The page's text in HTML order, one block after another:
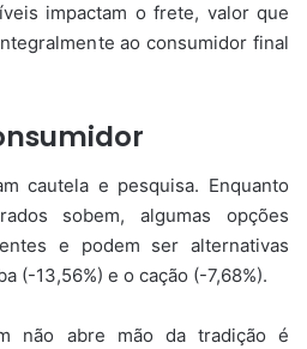
impactam o frete, valor que
ao consumidor final
cautela e pesquisa. Enquanto
sobem, algumas opções
e podem ser alternativas
(-13,56%) e o cação (-7,68%).
não abre mão da tradição é